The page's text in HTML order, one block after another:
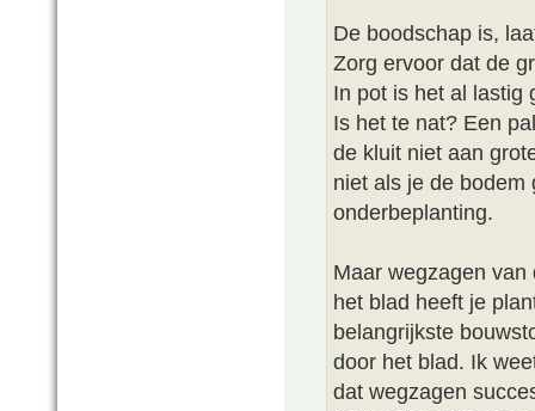
De boodschap is,
Zorg ervoor dat de
In pot is het al lastig
Is het te nat? Een
de kluit niet aan
niet als je de bodem
onderbeplanting.
Maar wegzagen
het blad heeft je
belangrijkste
door het blad. Ik
dat wegzagen